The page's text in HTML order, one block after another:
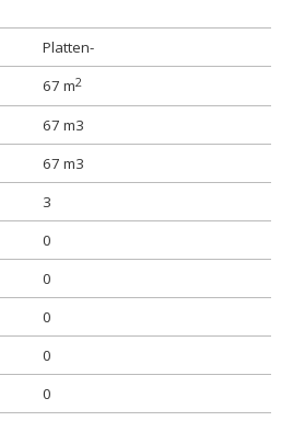
Platten-
67 m2
67 m3
67 m3
3
0
0
0
0
0